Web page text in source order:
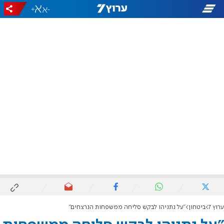
-
+
ערוץ 7 ביטחון "על נתניהו לבקש סליחה ממשפחות הנרצחים"